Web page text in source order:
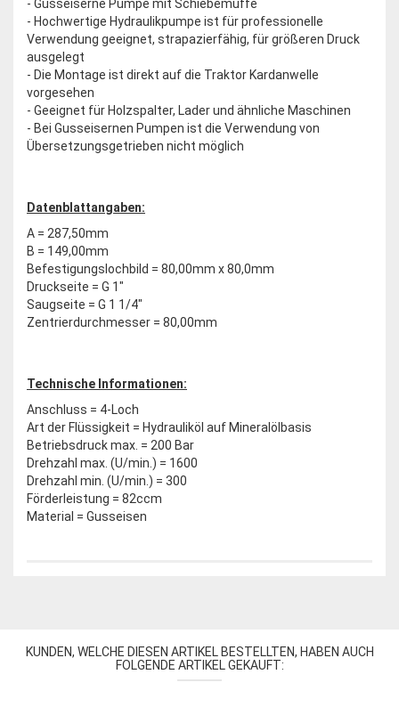
- Gusseiserne Pumpe mit Schiebemuffe
- Hochwertige Hydraulikpumpe ist für professionelle
Verwendung geeignet, strapazierfähig, für größeren Druck
ausgelegt
- Die Montage ist direkt auf die Traktor Kardanwelle
vorgesehen
- Geeignet für Holzspalter, Lader und ähnliche Maschinen
- Bei Gusseisernen Pumpen ist die Verwendung von
Übersetzungsgetrieben nicht möglich
Datenblattangaben:
A = 287,50mm
B = 149,00mm
Befestigungslochbild = 80,00mm x 80,0mm
Druckseite = G 1"
Saugseite = G 1 1/4"
Zentrierdurchmesser = 80,00mm
Technische Informationen:
Anschluss = 4-Loch
Art der Flüssigkeit = Hydrauliköl auf Mineralölbasis
Betriebsdruck max. = 200 Bar
Drehzahl max. (U/min.) = 1600
Drehzahl min. (U/min.) = 300
Förderleistung = 82ccm
Material = Gusseisen
KUNDEN, WELCHE DIESEN ARTIKEL BESTELLTEN, HABEN AUCH
FOLGENDE ARTIKEL GEKAUFT: